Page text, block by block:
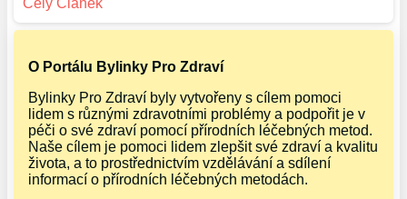
O Portálu Bylinky Pro Zdraví
Bylinky Pro Zdraví byly vytvořeny s cílem pomoci
lidem s různými zdravotními problémy a podpořit je v
péči o své zdraví pomocí přírodních léčebných metod.
Naše cílem je pomoci lidem zlepšit své zdraví a kvalitu
života, a to prostřednictvím vzdělávání a sdílení
informací o přírodních léčebných metodách.